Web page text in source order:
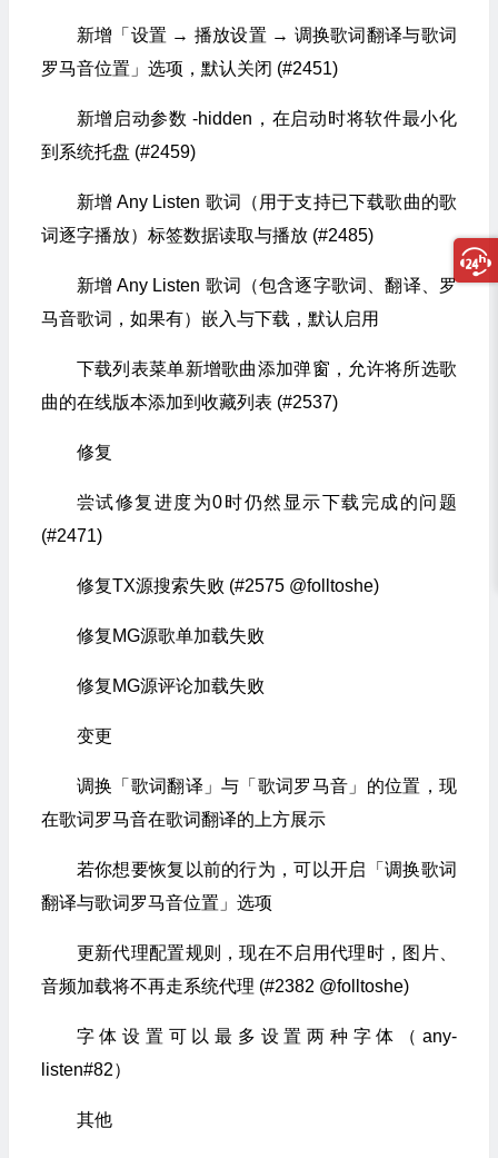
新增「设置 → 播放设置 → 调换歌词翻译与歌词
罗马音位置」选项，默认关闭 (#2451)
新增启动参数 -hidden，在启动时将软件最小化
到系统托盘 (#2459)
新增 Any Listen 歌词（用于支持已下载歌曲的歌
词逐字播放）标签数据读取与播放 (#2485)
新增 Any Listen 歌词（包含逐字歌词、翻译、罗
马音歌词，如果有）嵌入与下载，默认启用
下载列表菜单新增歌曲添加弹窗，允许将所选歌
曲的在线版本添加到收藏列表 (#2537)
修复
尝试修复进度为0时仍然显示下载完成的问题
(#2471)
修复TX源搜索失败 (#2575 @folltoshe)
修复MG源歌单加载失败
修复MG源评论加载失败
变更
调换「歌词翻译」与「歌词罗马音」的位置，现
在歌词罗马音在歌词翻译的上方展示
若你想要恢复以前的行为，可以开启「调换歌词
翻译与歌词罗马音位置」选项
更新代理配置规则，现在不启用代理时，图片、
音频加载将不再走系统代理 (#2382 @folltoshe)
字体设置可以最多设置两种字体（any-
listen#82）
其他